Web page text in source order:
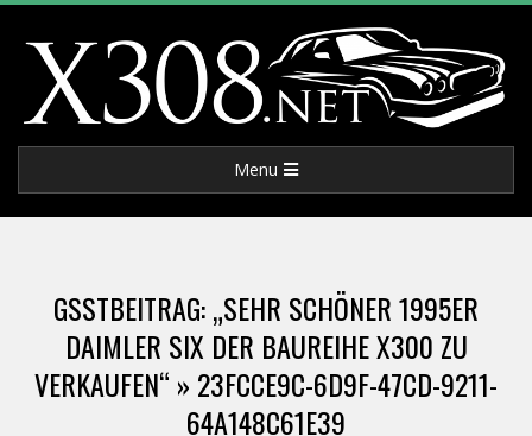
content
X
3
8
Navigation
Menu
GSSTBEITRAG: „SEHR SCHÖNER 1995ER
DAIMLER SIX DER BAUREIHE X300 ZU
VERKAUFEN“ » 23FCCE9C-6D9F-47CD-9211-
64A148C61E39